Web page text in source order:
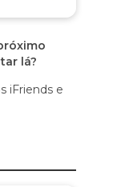
lá?
iFriends e